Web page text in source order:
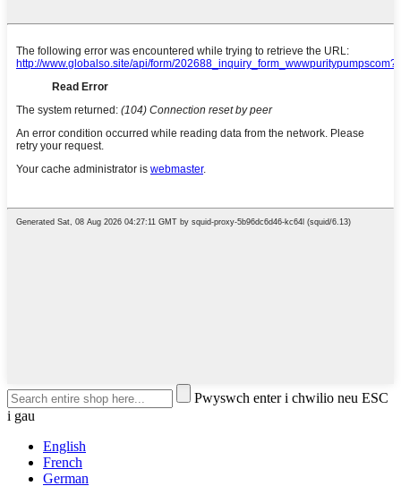
Pwyswch enter i chwilio neu ESC
i gau
English
French
German